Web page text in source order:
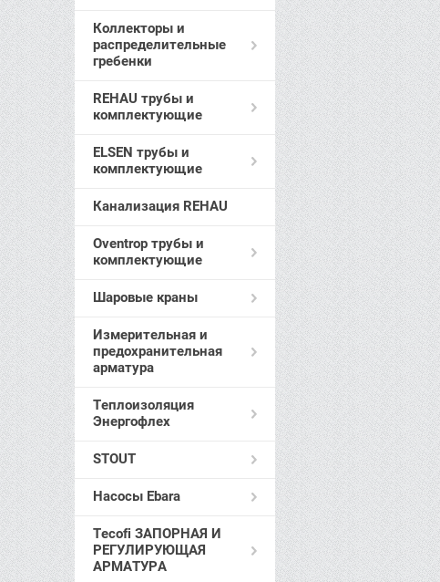
Коллекторы и
распределительные
гребенки
REHAU трубы и
комплектующие
ELSEN трубы и
комплектующие
Канализация REHAU
Oventrop трубы и
комплектующие
Шаровые краны
Измерительная и
предохранительная
арматура
Теплоизоляция
Энергофлех
STOUT
Насосы Ebara
Tecofi ЗАПОРНАЯ И
РЕГУЛИРУЮЩАЯ
АРМАТУРА